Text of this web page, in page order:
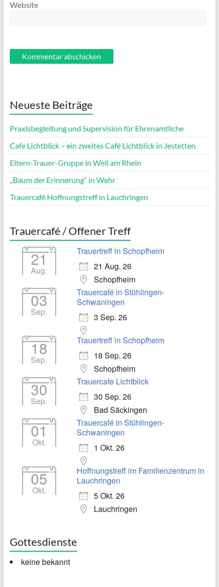
Website
Neueste Beiträge
Praxisbegleitung und Supervision für Ehrenamtliche
Cafe Lichtblick – ein zweites Café Lichtblick in Jestetten
Eltern-Trauer-Gruppe in Weil am Rhein
„Baum der Erinnerung“ in Wehr
Trauercafé Hoffnungstreff in Lauchringen
Trauercafé / Offener Treff
21
Aug.
Trauertreff in Schopfheim
21 Aug. 26
Schopfheim
03
Sep.
Trauercafé in Stühlingen-
Schwaningen
3 Sep. 26
18
Sep.
Trauertreff in Schopfheim
18 Sep. 26
Schopfheim
30
Sep.
Trauercafe Lichtblick
30 Sep. 26
Bad Säckingen
01
Okt.
Trauercafé in Stühlingen-
Schwaningen
1 Okt. 26
05
Okt.
Hoffnungstreff im Familienzentrum in
Lauchringen
5 Okt. 26
Lauchringen
Gottesdienste
keine bekannt